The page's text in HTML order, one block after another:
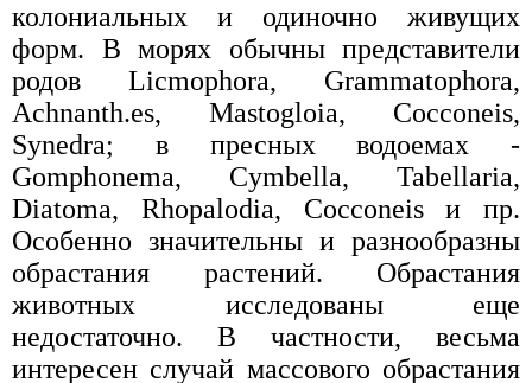
колониальных и одиночно живущих
форм. В морях обычны представители
родов Licmophora, Grammatophora,
Achnanth.es, Mastogloia, Cocconeis,
Synedra; в пресных водоемах -
Gomphonema, Cymbella, Tabellaria,
Diatoma, Rhopalodia, Cocconeis и пр.
Особенно значительны и разнообразны
обрастания растений. Обрастания
животных исследованы еще
недостаточно. В частности, весьма
интересен случай массового обрастания